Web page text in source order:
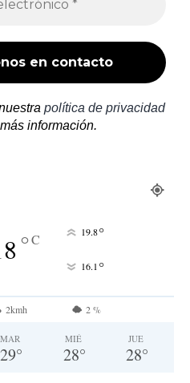
política de privacidad
información.
°C 19.8°
16.1 °
2kmh 2 %
MAR
29°
MIÉ
28°
JUE
28°